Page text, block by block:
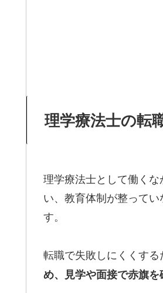
理学療法士の転
理学療法士として働く
い、教育体制が整って
す。
転職で失敗しにくくす
め、見学や面接で赤旗を